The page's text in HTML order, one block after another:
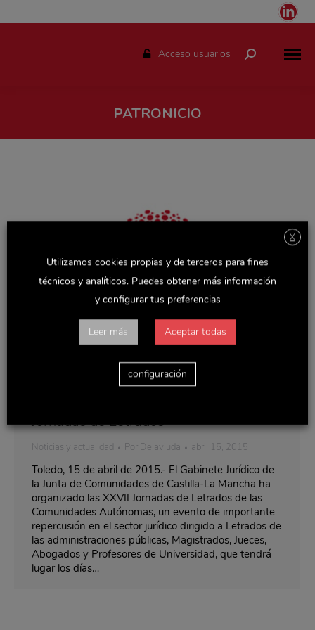
Acceso usuarios Buscar:
PATRONICIO
Jornadas de Letrados
Noticias y actualidad Por Delaviuda abril 15, 2015
Toledo, 15 de abril de 2015.- El Gabinete Jurídico de
la Junta de Comunidades de Castilla-La Mancha ha
organizado las XXVII Jornadas de Letrados de las
Comunidades Autónomas, un evento de importante
repercusión en el sector jurídico dirigido a Letrados de
las administraciones públicas, Magistrados, Jueces,
Abogados y Profesores de Universidad, que tendrá
lugar los días…
X
Utilizamos cookies propias y de terceros para fines
técnicos y analíticos. Puedes obtener más información
y configurar tus preferencias
Leer más Aceptar todas
configuración